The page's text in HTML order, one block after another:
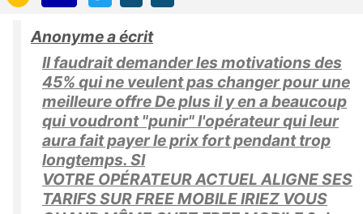
Anonyme a écrit
Il faudrait demander les motivations des
45% qui ne veulent pas changer pour une
meilleure offre De plus il y en a beaucoup
qui voudront "punir" l'opérateur qui leur
aura fait payer le prix fort pendant trop
longtemps. SI
VOTRE OPÉRATEUR ACTUEL ALIGNE SES
TARIFS SUR FREE MOBILE IRIEZ VOUS